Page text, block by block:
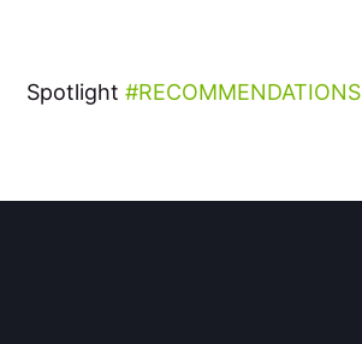
Spotlight RECOMMENDATIONS